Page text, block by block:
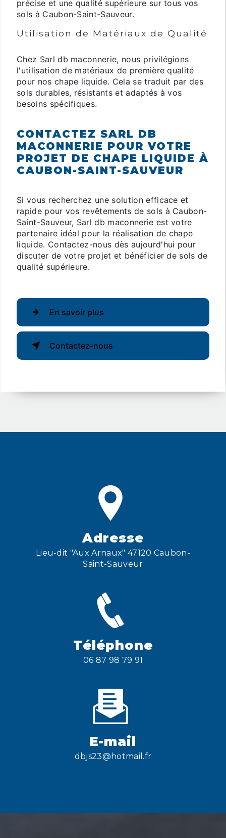
précise et une qualité supérieure sur tous vos
sols à Caubon-Saint-Sauveur.
Utilisation de Matériaux de Qualité
Chez Sarl db maconnerie, nous privilégions
l'utilisation de matériaux de première qualité
pour nos chape liquide. Cela se traduit par des
sols durables, résistants et adaptés à vos
besoins spécifiques.
CONTACTEZ SARL DB
MACONNERIE POUR VOTRE
PROJET DE CHAPE LIQUIDE À
CAUBON-SAINT-SAUVEUR
Si vous recherchez une solution efficace et
rapide pour vos revêtements de sols à Caubon-
Saint-Sauveur, Sarl db maconnerie est votre
partenaire idéal pour la réalisation de chape
liquide. Contactez-nous dès aujourd'hui pour
discuter de votre projet et bénéficier de sols de
qualité supérieure.
En savoir plus
Contactez-nous
Adresse
Lieu-dit "Aux Arnaux" 47120 Caubon-
Saint-Sauveur
Téléphone
06 87 98 79 91
E-mail
dbjs23@hotmail.fr